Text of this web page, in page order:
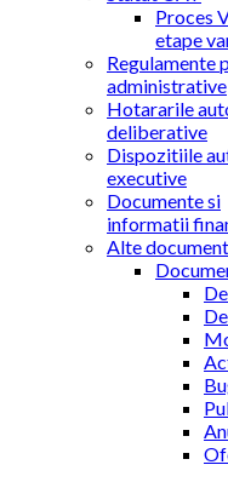
Proces
etape
Regulamente
administrative
Hotararile
deliberative
Dispozitiile
executive
Documente si
informatii
Alte